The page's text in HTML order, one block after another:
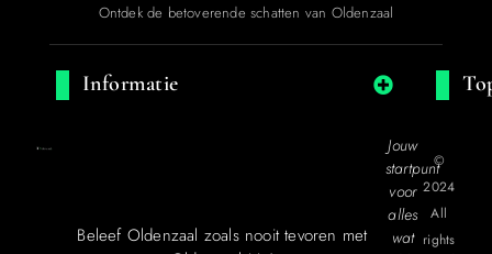
Ontdek de betoverende schatten van Oldenzaal
Informatie
Beleef Oldenzaal zoals nooit tevoren met
Jouw
startpunt
voor
alles
wat
©
2024
All
rights